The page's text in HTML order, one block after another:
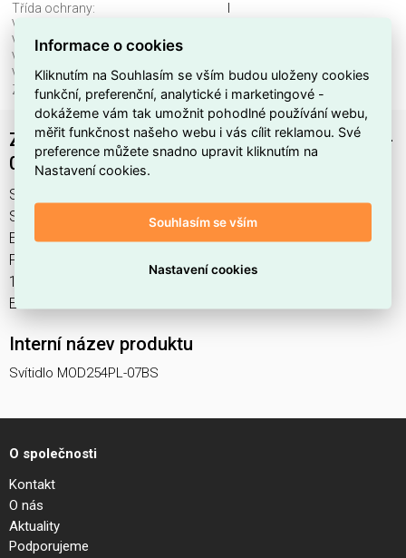
Třída ochrany:
Včetně svět. zdroje:
Vhodné pro počet svět. zdrojů:
Vhodné pro výkon světel. zdroje:
Výška/hloubka:
3210 mm
Značka:
Maytoni
Závěsné svítidlo Frozen G4x7 28W MOD254PL-
07BS - MAYTONI
Svítidlo MOD254PL-07BS najdete v kategoriích Svítidla,
Svítidla, světelné zdroje a LED osvětlení, výrobce Maytoni,
EAN 4099776072478, kód dodavatele . Závěsné svítidlo
Frozen G4x7 28W MOD254PL-07BS - MAYTONI nabízíme od
1 ks. Kód EMAS Svítidlo MOD254PL-07BS je
ELSVOS1786902.
Interní název produktu
Svítidlo MOD254PL-07BS
O společnosti
Kontakt
O nás
Aktuality
Podporujeme
Informace o cookies
Kliknutím na Souhlasím se vším budou uloženy cookies
funkční, preferenční, analytické i marketingové -
dokážeme vám tak umožnit pohodlné používání webu,
měřit funkčnost našeho webu i vás cílit reklamou. Své
preference můžete snadno upravit kliknutím na
Nastavení cookies.
Souhlasím se vším
Nastavení cookies